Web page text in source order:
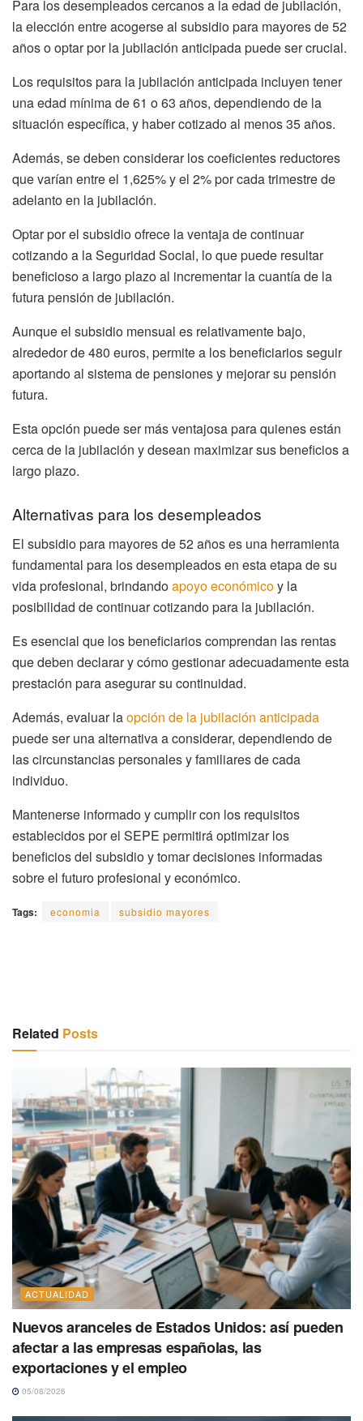
Para los desempleados cercanos a la edad de jubilación,
la elección entre acogerse al subsidio para mayores de 52
años o optar por la jubilación anticipada puede ser crucial.
Los requisitos para la jubilación anticipada incluyen tener
una edad mínima de 61 o 63 años, dependiendo de la
situación específica, y haber cotizado al menos 35 años.
Además, se deben considerar los coeficientes reductores
que varían entre el 1,625% y el 2% por cada trimestre de
adelanto en la jubilación.
Optar por el subsidio ofrece la ventaja de continuar
cotizando a la Seguridad Social, lo que puede resultar
beneficioso a largo plazo al incrementar la cuantía de la
futura pensión de jubilación.
Aunque el subsidio mensual es relativamente bajo,
alrededor de 480 euros, permite a los beneficiarios seguir
aportando al sistema de pensiones y mejorar su pensión
futura.
Esta opción puede ser más ventajosa para quienes están
cerca de la jubilación y desean maximizar sus beneficios a
largo plazo.
Alternativas para los desempleados
El subsidio para mayores de 52 años es una herramienta
fundamental para los desempleados en esta etapa de su
vida profesional, brindandoapoyo económicoy la
posibilidad de continuar cotizando para la jubilación.
Es esencial que los beneficiarios comprendan las rentas
que deben declarar y cómo gestionar adecuadamente esta
prestación para asegurar su continuidad.
Además, evaluar laopción de la jubilación anticipada
puede ser una alternativa a considerar, dependiendo de
las circunstancias personales y familiares de cada
individuo.
Mantenerse informado y cumplir con los requisitos
establecidos por el SEPE permitirá optimizar los
beneficios del subsidio y tomar decisiones informadas
sobre el futuro profesional y económico.
Tags: economia subsidio mayores
Related Posts
ACTUALIDAD
Nuevos aranceles de Estados Unidos: así pueden
afectar a las empresas españolas, las
exportaciones y el empleo
05/08/2026